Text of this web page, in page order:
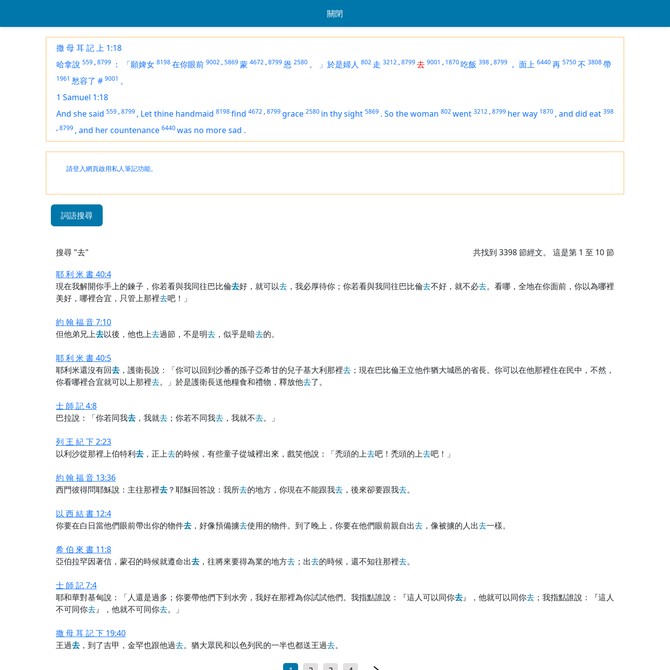
關閉
撒 母 耳 記 上 1:18
哈拿說 559 ,8799 ： 「願婢女 8198在你眼前 9002 ,5869蒙 4672 ,8799恩 2580 。 」於是婦人 802 走 3212 ,8799去 9001 , 1870吃飯 398 ,8799 ， 面上 6440再 5750不 3808帶
1961 愁容了 # 9001 。
1 Samuel 1:18
And she said 559 ,8799 , Let thine handmaid 8198find 4672 ,8799 grace 2580 in thy sight 5869 . So the woman 802went 3212 ,8799 her way 1870 , and did eat 398
,8799 , and her countenance 6440was no moresad .
請登入網頁啟用私人筆記功能。
詞語搜尋
搜尋 "去" 共找到 3398節經文。 這是第 1 至 10 節
耶 利 米 書 40:4
現在我解開你手上的鍊子，你若看與我同往巴比倫去好，就可以去 ，我必厚待你；你若看與我同往巴比倫去不好，就不必去。看哪，全地在你面前，你以為哪裡
美好，哪裡合宜，只管上那裡去吧！」
約 翰 福 音 7:10
但他弟兄上去以後，他也上去過節，不是明去 ，似乎是暗去的。
耶 利 米 書 40:5
耶利米還沒有回去 ，護衛長說：「你可以回到沙番的孫子亞希甘的兒子基大利那裡去 ；現在巴比倫王立他作猶大城邑的省長。你可以在他那裡住在民中，不然，
你看哪裡合宜就可以上那裡去。」於是護衛長送他糧食和禮物，釋放他去了。
士 師 記 4:8
巴拉說：「你若同我去 ，我就去 ；你若不同我去 ，我就不去。」
列 王 紀 下 2:23
以利沙從那裡上伯特利去 ，正上去的時候，有些童子從城裡出來，戲笑他說：「禿頭的上去吧！禿頭的上去吧！」
約 翰 福 音 13:36
西門彼得問耶穌說：主往那裡去？耶穌回答說：我所去的地方，你現在不能跟我去 ，後來卻要跟我去。
以 西 結 書 12:4
你要在白日當他們眼前帶出你的物件去 ，好像預備擄去使用的物件。到了晚上，你要在他們眼前親自出去 ，像被擄的人出去一樣。
希 伯 來 書 11:8
亞伯拉罕因著信，蒙召的時候就遵命出去 ，往將來要得為業的地方去 ；出去的時候，還不知往那裡去。
士 師 記 7:4
耶和華對基甸說：「人還是過多；你要帶他們下到水旁，我好在那裡為你試試他們。我指點誰說：『這人可以同你去』，他就可以同你去 ；我指點誰說：『這人
不可同你去』，他就不可同你去。」
撒 母 耳 記 下 19:40
王過去 ，到了吉甲，金罕也跟他過去。猶大眾民和以色列民的一半也都送王過去。